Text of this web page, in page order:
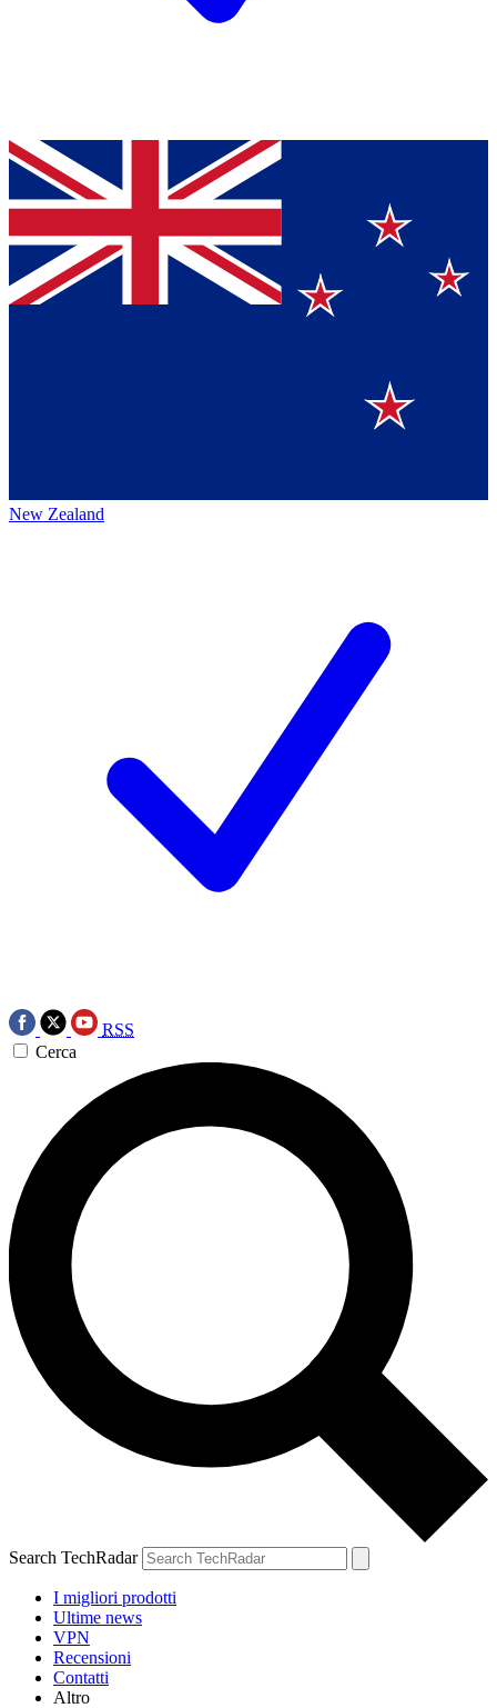
New Zealand
RSS
Cerca
Search TechRadar
I migliori prodotti
Ultime news
VPN
Recensioni
Contatti
Altro